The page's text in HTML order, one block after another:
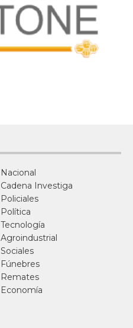
Nacional
Cadena Investiga
Policiales
Política
Tecnología
Agroindustrial
Sociales
Fúnebres
Remates
Economía